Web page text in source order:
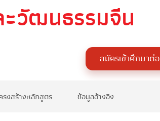
วัฒนธรรมจีน
สมัครเข้าศึกษาต่อ
รงสร้างหลักสูตร ข้อมูลอ้างอิง